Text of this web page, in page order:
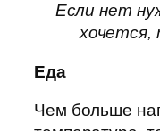
Если нет
хочется,
Еда
Чем больше